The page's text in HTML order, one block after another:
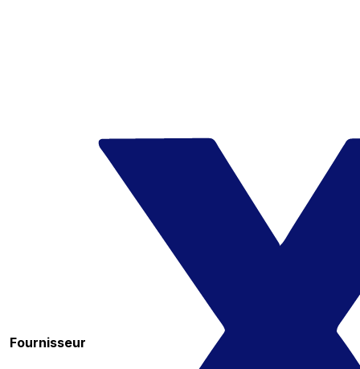
Fournisseur